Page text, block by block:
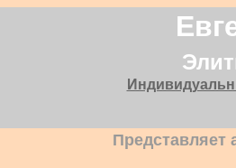
Представляет